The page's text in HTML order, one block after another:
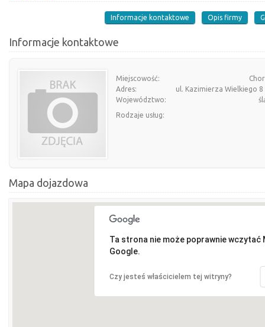
Informacje kontaktowe Opis firmy
Informacje kontaktowe
Miejscowość:
Adres:
ul. Kazimierza Wielkiego 8
Województwo:
Rodzaje usług:
Mapa dojazdowa
Ta strona nie może poprawnie wczytać
Google.
Czy jesteś właścicielem tej witryny?